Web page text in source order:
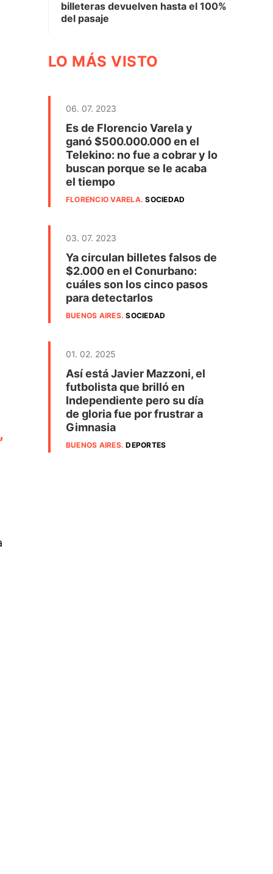
billeteras devuelven hasta el 100%
del pasaje
LO MÁS VISTO
06. 07. 2023
Es de Florencio Varela y
ganó $500.000.000 en el
Telekino: no fue a cobrar y lo
buscan porque se le acaba
el tiempo
FLORENCIO VARELA.SOCIEDAD
03. 07. 2023
Ya circulan billetes falsos de
$2.000 en el Conurbano:
cuáles son los cinco pasos
para detectarlos
BUENOS AIRES.SOCIEDAD
01. 02. 2025
Así está Javier Mazzoni, el
futbolista que brilló en
Independiente pero su día
de gloria fue por frustrar a
Gimnasia
BUENOS AIRES.DEPORTES